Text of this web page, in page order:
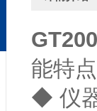
能特
◆ 仪